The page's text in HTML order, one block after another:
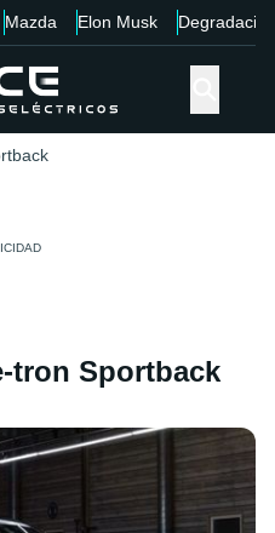
Mazda Elon Musk Degradación
tron Sportback